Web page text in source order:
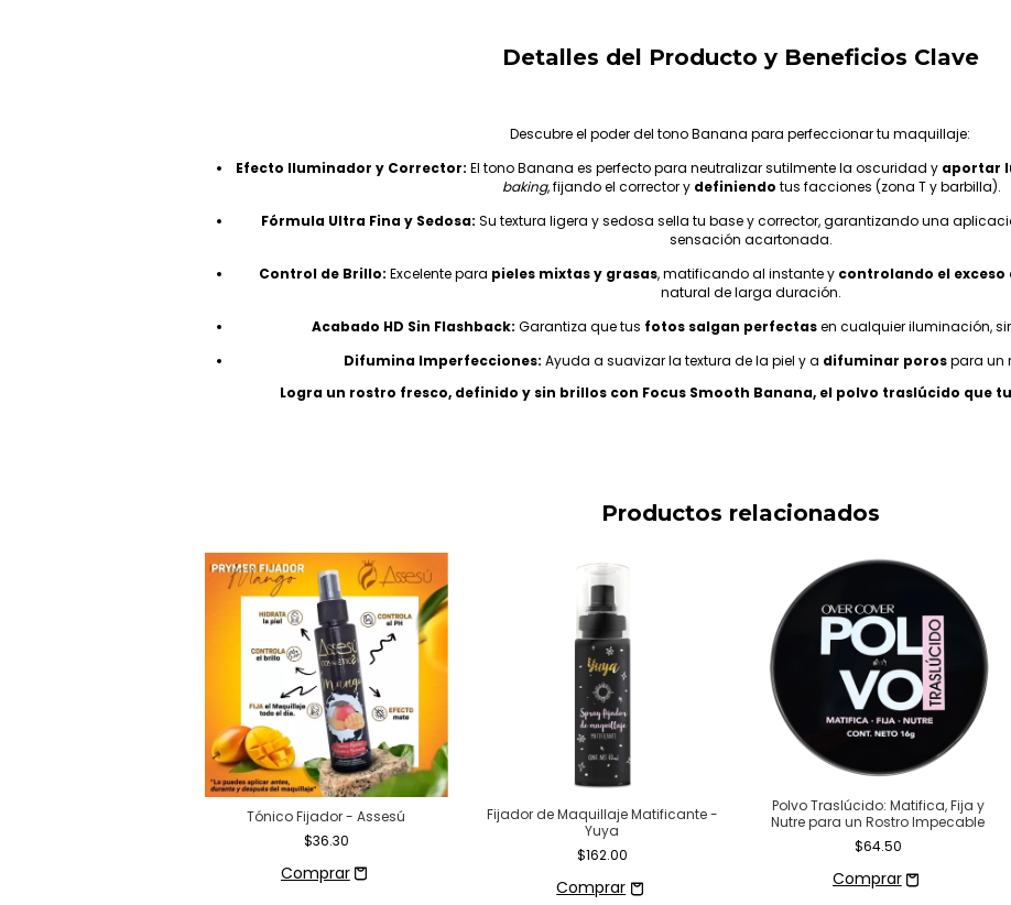
Detalles del Producto y Beneficios Clave
Descubre el poder del tono Banana para perfeccionar tu maquillaje:
Efecto Iluminador y Corrector: El tono Banana es perfecto para neutralizar sutilmente la oscuridad y aportar
baking, fijando el corrector y definiendo tus facciones (zona T y barbilla).
Fórmula Ultra Fina y Sedosa: Su textura ligera y sedosa sella tu base y corrector, garantizando una
sensación acartonada.
Control de Brillo: Excelente para pieles mixtas y grasas, matificando al instante y controlando el exceso
natural de larga duración.
Acabado HD Sin Flashback: Garantiza que tus fotos salgan perfectasen cualquier iluminación,
Difumina Imperfecciones: Ayuda a suavizar la textura de la piel y a difuminar porospara un
Logra un rostro fresco, definido y sin brillos con Focus Smooth Banana, el polvo traslúcido que
Productos relacionados
Tónico Fijador - Assesú
$36.30
Fijador de Maquillaje Matificante -
Yuya
$162.00
Polvo Traslúcido: Matifica, Fija y
Nutre para un Rostro Impecable
$64.50